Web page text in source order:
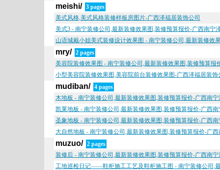
meishi/ 3 pages
美式风格,美式风格装修样板房图片-广西泽福居装饰公司
美式3 - 南宁装修公司,最新装修效果图,装修预算报价-广西南宁
山语城戴小姐美式装修设计效果图 - 南宁装修公司,最新装修效
mry/ 2 pages
美容院装修效果图 - 南宁装修公司,最新装修效果图,装修预算报
小型美容院装修效果图,美容院前台装修效果图-广西泽福居装饰
mudiban/ 4 pages
木地板 - 南宁装修公司,最新装修效果图,装修预算报价-广西南
凯莱地板 - 南宁装修公司,最新装修效果图,装修预算报价-广西
圣象地板 - 南宁装修公司,最新装修效果图,装修预算报价-广西
大自然地板 - 南宁装修公司,最新装修效果图,装修预算报价-广
muzuo/ 2 pages
装修后 - 南宁装修公司,最新装修效果图,装修预算报价-广西南
工地巡检日记——鞋柜施工工艺及鞋柜施工图 - 南宁装修公司,